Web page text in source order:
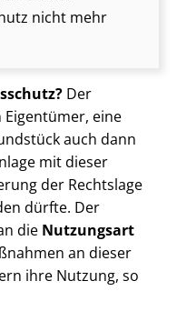
nicht mehr
Der
eine
auch dann
mit dieser
der Rechtslage
dürfte. Der
die Nutzungsart
an dieser
ihre Nutzung, so